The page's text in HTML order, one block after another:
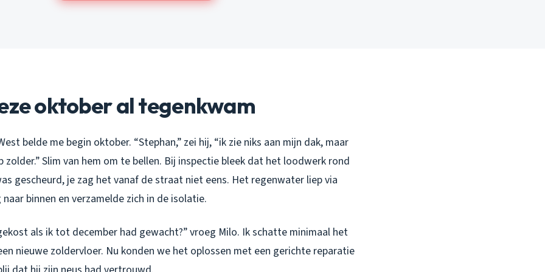
oktober al tegenkwam
belde me begin oktober. “Stephan,” zei hij, “ik zie niks aan mijn dak, maar
zolder.” Slim van hem om te bellen. Bij inspectie bleek dat het loodwerk rond
gescheurd, je zag het vanaf de straat niet eens. Het regenwater liep via
binnen en verzamelde zich in de isolatie.
als ik tot december had gewacht?” vroeg Milo. Ik schatte minimaal het
nieuwe zoldervloer. Nu konden we het oplossen met een gerichte reparatie